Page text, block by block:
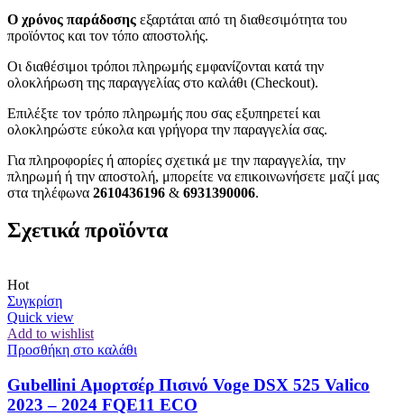
Ο χρόνος παράδοσης εξαρτάται από τη διαθεσιμότητα του
προϊόντος και τον τόπο αποστολής.
Οι διαθέσιμοι τρόποι πληρωμής εμφανίζονται κατά την
ολοκλήρωση της παραγγελίας στο καλάθι (Checkout).
Επιλέξτε τον τρόπο πληρωμής που σας εξυπηρετεί και
ολοκληρώστε εύκολα και γρήγορα την παραγγελία σας.
Για πληροφορίες ή απορίες σχετικά με την παραγγελία, την
πληρωμή ή την αποστολή, μπορείτε να επικοινωνήσετε μαζί μας
στα τηλέφωνα 2610436196 & 6931390006.
Σχετικά προϊόντα
Hot
Συγκρίση
Quick view
Add to wishlist
Προσθήκη στο καλάθι
Gubellini Αμορτσέρ Πισινό Voge DSX 525 Valico
2023 – 2024 FQE11 ECO